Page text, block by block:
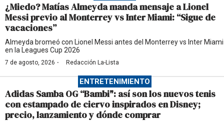
¿Miedo? Matías Almeyda manda mensaje a Lionel
Messi previo al Monterrey vs Inter Miami: “Sigue de
vacaciones”
Almeyda bromeó con Lionel Messi antes del Monterrey vs Inter Miami
en la Leagues Cup 2026
7 de agosto, 2026 · Redacción La-Lista
ENTRETENIMIENTO
Adidas Samba OG “Bambi": así son los nuevos tenis
con estampado de ciervo inspirados en Disney;
precio, lanzamiento y dónde comprar